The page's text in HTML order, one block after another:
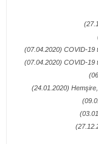
(07.04.2020) COVID-19
(07.04.2020) COVID-19
(24.01.2020)